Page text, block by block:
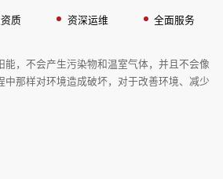
质 资深运维 全面服务
能，不会产生污染物和温室气体，并且不会像
中那样对环境造成破坏，对于改善环境、减少